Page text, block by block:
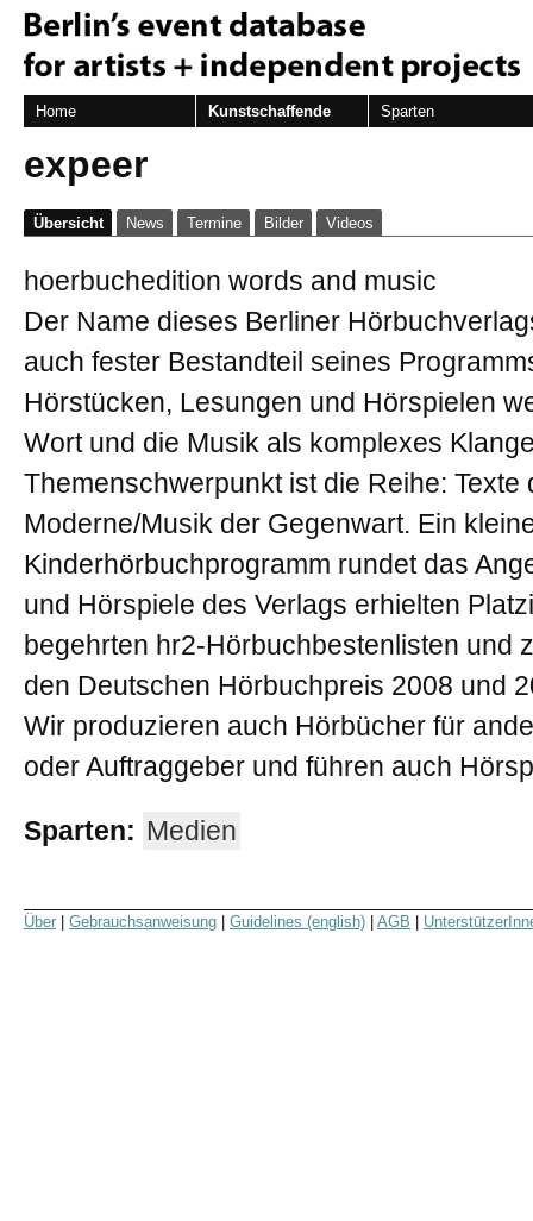
Home Kunstschaffende Sparten
expeer
Übersicht News Termine Bilder Videos
hoerbuchedition words and music
Der Name dieses Berliner
auch fester Bestandteil seines
Hörstücken, Lesungen und Hörspielen
Wort und die Musik als komplexes
Themenschwerpunkt ist die Reihe: Texte
Moderne/Musik der Gegenwart. Ein
Kinderhörbuchprogramm rundet das
und Hörspiele des Verlags erhielten
begehrten hr2-Hörbuchbestenlisten und
den Deutschen Hörbuchpreis 2008 und
Wir produzieren auch Hörbücher für
oder Auftraggeber und führen auch
Sparten: Medien
Über Gebrauchsanweisung Guidelines (english) AGB